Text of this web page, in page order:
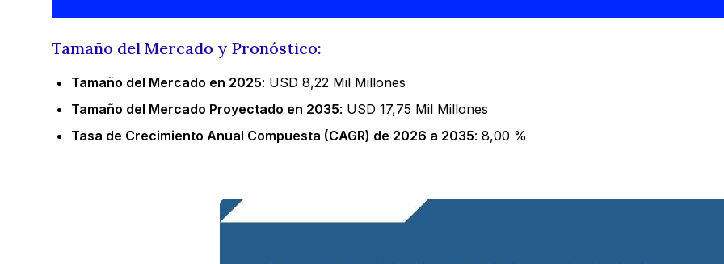
Tamaño del Mercado y Pronóstico:
Tamaño del Mercado en 2025: USD 8,22 Mil Millones
Tamaño del Mercado Proyectado en 2035: USD 17,75 Mil Millones
Tasa de Crecimiento Anual Compuesta (CAGR) de 2026 a 2035: 8,00 %